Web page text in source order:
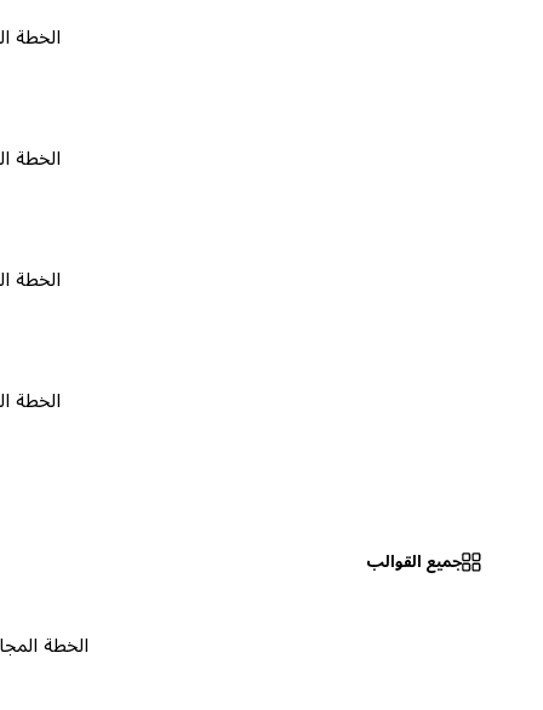
الخطة المجانية
الخطة المجانية
الخطة المجانية
الخطة المجانية
جميع القوالب
الخطة المجانية ٠